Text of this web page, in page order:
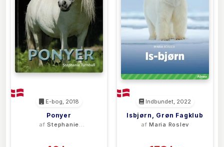
E-bog, 2018
Ponyer
afStephanie
Indbundet, 2022
Isbjørn, Grøn Fagklub
afMaria Roslev